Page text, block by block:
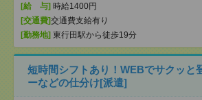
[給 与] 時給1400円
[交通費]交通費支給有り
[勤務地] 東行田駅から徒歩19分
短時間シフトあり！WEBでサクッと
ーなどの仕分け[派遣]